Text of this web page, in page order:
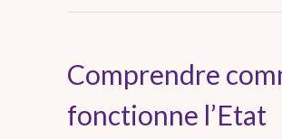
Comprendre
fonctionne l’Etat